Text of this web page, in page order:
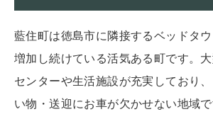
藍住町は徳島市に隣接するベッドタ
増加し続けている活気ある町です。
センターや生活施設が充実しており
い物・送迎にお車が欠かせない地域